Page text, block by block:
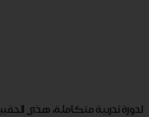
لدورة تدربية متكاملة، هذي